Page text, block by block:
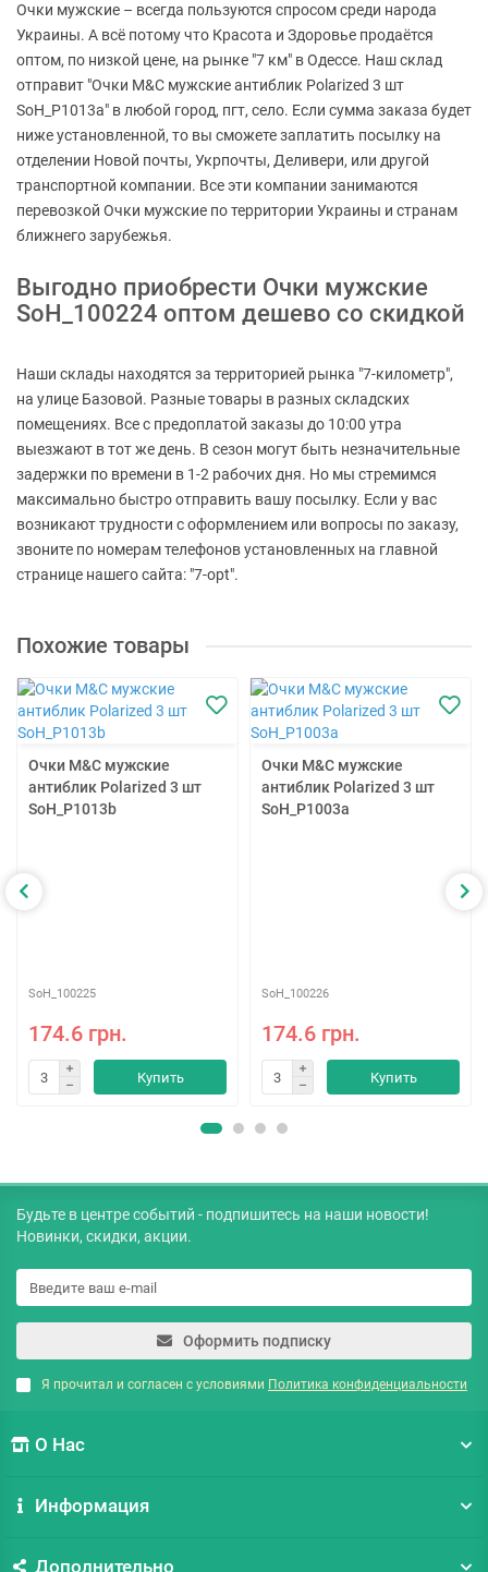
Очки мужские – всегда пользуются спросом среди народа
Украины. А всё потому что Красота и Здоровье продаётся
оптом, по низкой цене, на рынке "7 км" в Одессе. Наш склад
отправит "Очки M&C мужские антиблик Polarized 3 шт
SoH_P1013a" в любой город, пгт, село. Если сумма заказа будет
ниже установленной, то вы сможете заплатить посылку на
отделении Новой почты, Укрпочты, Деливери, или другой
транспортной компании. Все эти компании занимаются
перевозкой Очки мужские по территории Украины и странам
ближнего зарубежья.
Выгодно приобрести Очки мужские
SoH_100224 оптом дешево со скидкой
Наши склады находятся за территорией рынка "7-километр",
на улице Базовой. Разные товары в разных складских
помещениях. Все с предоплатой заказы до 10:00 утра
выезжают в тот же день. В сезон могут быть незначительные
задержки по времени в 1-2 рабочих дня. Но мы стремимся
максимально быстро отправить вашу посылку. Если у вас
возникают трудности с оформлением или вопросы по заказу,
звоните по номерам телефонов установленных на главной
странице нашего сайта: "7-opt".
Похожие товары
Очки M&C мужские
антиблик Polarized 3 шт
SoH_P1013b
SoH_100225
174.6 грн.
Купить
Очки M&C мужские
антиблик Polarized 3 шт
SoH_P1003a
SoH_100226
174.6 грн.
Купить
Будьте в центре событий - подпишитесь на наши новости!
Новинки, скидки, акции.
Оформить подписку
Я прочитал и согласен с условиями Политика конфиденциальности
О Нас
Информация
Дополнительно